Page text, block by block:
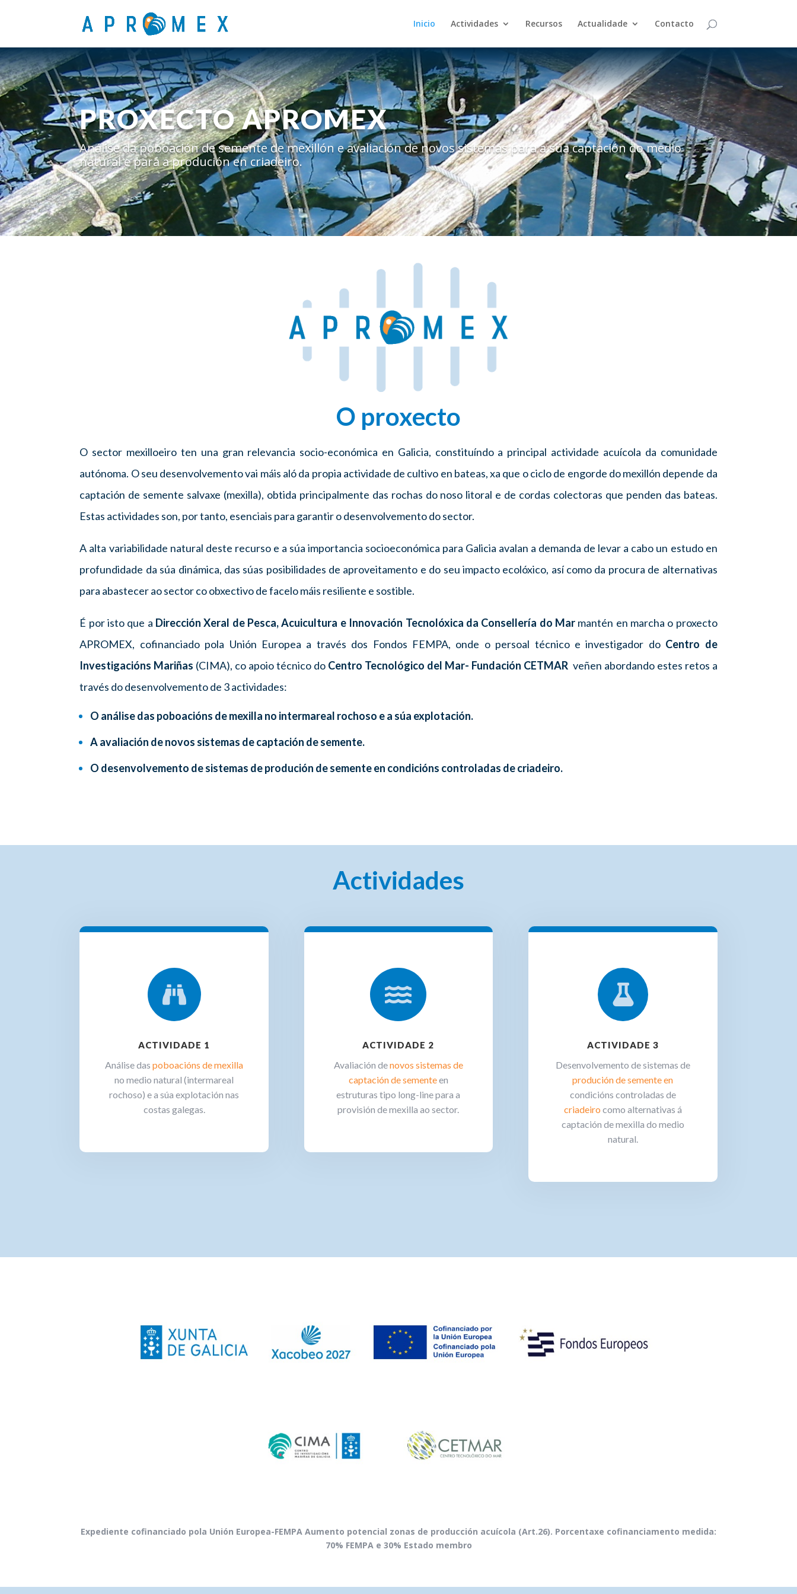
Inicio Actividades Recursos Actualidade Contacto
PROXECTO APROMEX
Análise da poboación de semente de mexillón e avaliación de novos sistemas para a súa captación do medio
natural e para a produción en criadeiro.
O proxecto
O sector mexilloeiro ten una gran relevancia socio-económica en Galicia, constituíndo a principal actividade acuícola da comunidade
autónoma. O seu desenvolvemento vai máis aló da propia actividade de cultivo en bateas, xa que o ciclo de engorde do mexillón depende da
captación de semente salvaxe (mexilla), obtida principalmente das rochas do noso litoral e de cordas colectoras que penden das bateas.
Estas actividades son, por tanto, esenciais para garantir o desenvolvemento do sector.
A alta variabilidade natural deste recurso e a súa importancia socioeconómica para Galicia avalan a demanda de levar a cabo un estudo en
profundidade da súa dinámica, das súas posibilidades de aproveitamento e do seu impacto ecolóxico, así como da procura de alternativas
para abastecer ao sector co obxectivo de facelo máis resiliente e sostible.
É por isto que a Dirección Xeral de Pesca, Acuicultura e Innovación Tecnolóxica da Consellería do Marmantén en marcha o proxecto
APROMEX, cofinanciado pola Unión Europea a través dos Fondos FEMPA, onde o persoal técnico e investigador do Centro de
Investigacións Mariñas (CIMA), co apoio técnico do Centro Tecnológico del Mar- Fundación CETMAR veñen abordando estes retos a
través do desenvolvemento de 3 actividades:
O análise das poboacións de mexilla no intermareal rochoso e a súa explotación.
A avaliación de novos sistemas de captación de semente.
O desenvolvemento de sistemas de produción de semente en condicións controladas de criadeiro.
Actividades

ACTIVIDADE 1
Análise daspoboacións de mexilla
no medio natural (intermareal
rochoso) e a súa explotación nas
costas galegas.

ACTIVIDADE 2
Avaliación denovos sistemas de
captación de sementeen
estruturas tipo long-line para a
provisión de mexilla ao sector.

ACTIVIDADE 3
Desenvolvemento de sistemas de
produción de semente en
condicións controladas de
criadeiro como alternativas á
captación de mexilla do medio
natural.
Expediente cofinanciado pola Unión Europea-FEMPA Aumento potencial zonas de producción acuícola (Art.26). Porcentaxe cofinanciamento medida:
70% FEMPA e 30% Estado membro